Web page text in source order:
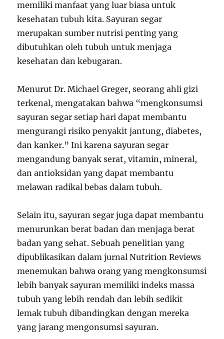
memiliki manfaat yang luar biasa untuk
kesehatan tubuh kita. Sayuran segar
merupakan sumber nutrisi penting yang
dibutuhkan oleh tubuh untuk menjaga
kesehatan dan kebugaran.
Menurut Dr. Michael Greger, seorang ahli gizi
terkenal, mengatakan bahwa “mengkonsumsi
sayuran segar setiap hari dapat membantu
mengurangi risiko penyakit jantung, diabetes,
dan kanker.” Ini karena sayuran segar
mengandung banyak serat, vitamin, mineral,
dan antioksidan yang dapat membantu
melawan radikal bebas dalam tubuh.
Selain itu, sayuran segar juga dapat membantu
menurunkan berat badan dan menjaga berat
badan yang sehat. Sebuah penelitian yang
dipublikasikan dalam jurnal Nutrition Reviews
menemukan bahwa orang yang mengkonsumsi
lebih banyak sayuran memiliki indeks massa
tubuh yang lebih rendah dan lebih sedikit
lemak tubuh dibandingkan dengan mereka
yang jarang mengonsumsi sayuran.